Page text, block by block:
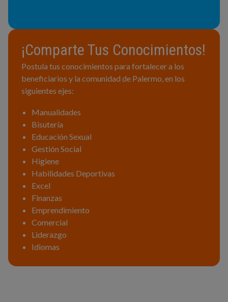
¡Comparte Tus Conocimientos!
Postula tus conocimientos para fortalecer a los
beneficiarios y la comunidad de Palermo, en los
siguientes ejes:
Manualidades
Bisutería
Educación Sexual
Gestión Social
Higiene
Habilidades Deportivas
Excel
Finanzas
Emprendimiento
Comercial
Liderazgo
Idiomas